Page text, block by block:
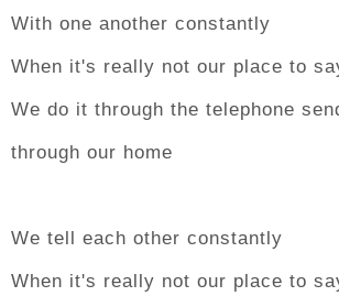
With one another constantly
When it's really not our place to
We do it through the telephone
through our home
We tell each other constantly
When it's really not our place to